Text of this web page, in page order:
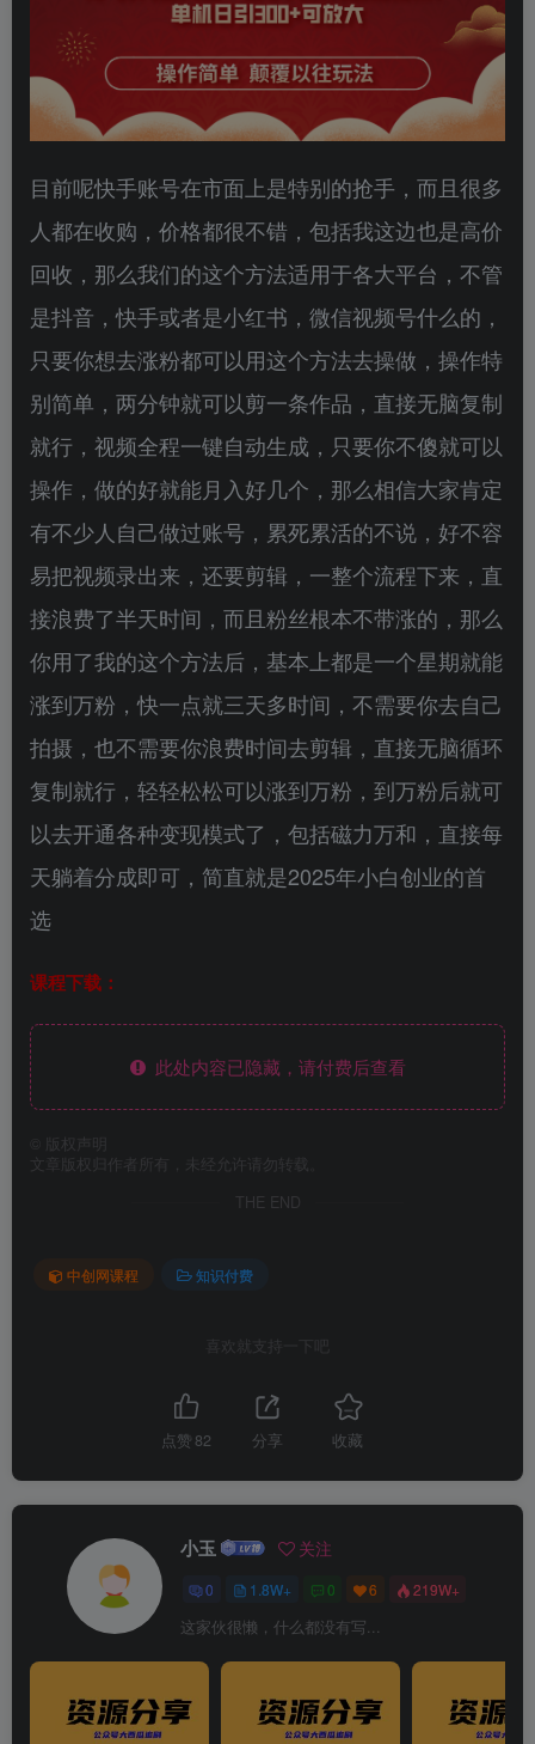
目前呢快手账号在市面上是特别的抢手，而且很多
人都在收购，价格都很不错，包括我这边也是高价
回收，那么我们的这个方法适用于各大平台，不管
是抖音，快手或者是小红书，微信视频号什么的，
只要你想去涨粉都可以用这个方法去操做，操作特
别简单，两分钟就可以剪一条作品，直接无脑复制
就行，视频全程一键自动生成，只要你不傻就可以
操作，做的好就能月入好几个，那么相信大家肯定
有不少人自己做过账号，累死累活的不说，好不容
易把视频录出来，还要剪辑，一整个流程下来，直
接浪费了半天时间，而且粉丝根本不带涨的，那么
你用了我的这个方法后，基本上都是一个星期就能
涨到万粉，快一点就三天多时间，不需要你去自己
拍摄，也不需要你浪费时间去剪辑，直接无脑循环
复制就行，轻轻松松可以涨到万粉，到万粉后就可
以去开通各种变现模式了，包括磁力万和，直接每
天躺着分成即可，简直就是2025年小白创业的首
选
课程下载：
此处内容已隐藏，请付费后查看
版权声明
文章版权归作者所有，未经允许请勿转载。
THE END
中创网课程 知识付费
喜欢就支持一下吧
点赞 82 分享 收藏
小玉 关注
0 1.8W+ 0 6 219W+
这家伙很懒，什么都没有写...